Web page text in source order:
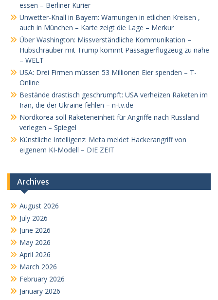
essen – Berliner Kurier
Unwetter-Knall in Bayern: Warnungen in etlichen Kreisen ,
auch in München – Karte zeigt die Lage – Merkur
Über Washington: Missverständliche Kommunikation –
Hubschrauber mit Trump kommt Passagierflugzeug zu nahe
– WELT
USA: Drei Firmen müssen 53 Millionen Eier spenden – T-
Online
Bestände drastisch geschrumpft: USA verheizen Raketen im
Iran, die der Ukraine fehlen – n-tv.de
Nordkorea soll Raketeneinheit für Angriffe nach Russland
verlegen – Spiegel
Künstliche Intelligenz: Meta meldet Hackerangriff von
eigenem KI-Modell – DIE ZEIT
Archives
August 2026
July 2026
June 2026
May 2026
April 2026
March 2026
February 2026
January 2026